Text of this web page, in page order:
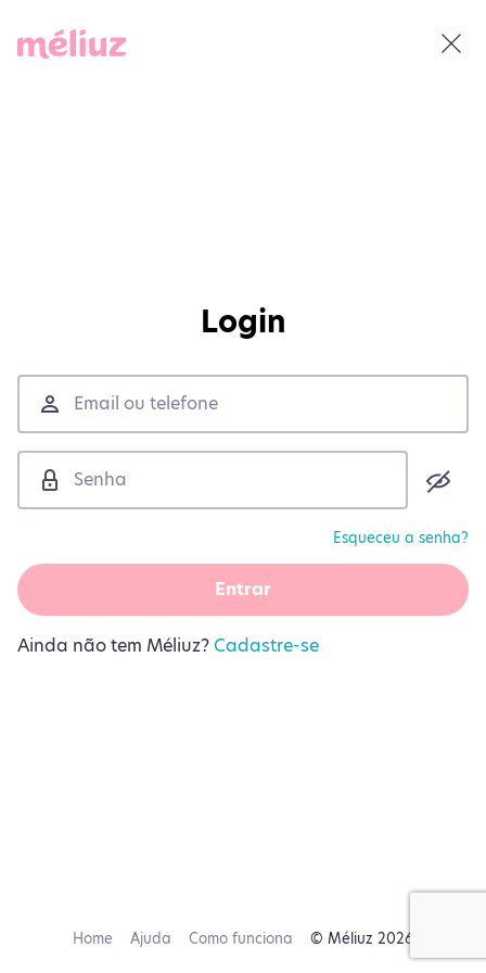
Login
Esqueceu a senha?
Entrar
Ainda não tem Méliuz? Cadastre-se
Home Ajuda Como funciona © Méliuz 2026